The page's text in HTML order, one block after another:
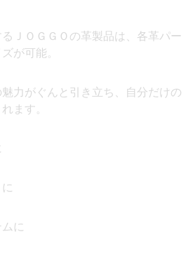
ＪＯＧＧＯの革製品は、各革パー
が可能。
力がぐんと引き立ち、自分だけの
ます。
に